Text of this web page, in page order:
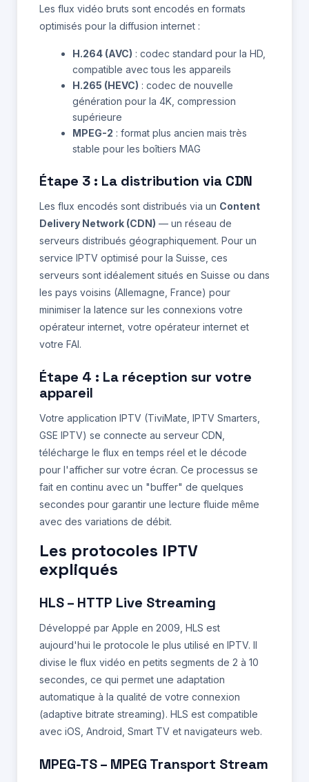
Les flux vidéo bruts sont encodés en formats
optimisés pour la diffusion internet :
H.264 (AVC) : codec standard pour la HD,
compatible avec tous les appareils
H.265 (HEVC) : codec de nouvelle
génération pour la 4K, compression
supérieure
MPEG-2 : format plus ancien mais très
stable pour les boîtiers MAG
Étape 3 : La distribution via CDN
Les flux encodés sont distribués via un Content
Delivery Network (CDN) — un réseau de
serveurs distribués géographiquement. Pour un
service IPTV optimisé pour la Suisse, ces
serveurs sont idéalement situés en Suisse ou dans
les pays voisins (Allemagne, France) pour
minimiser la latence sur les connexions votre
opérateur internet, votre opérateur internet et
votre FAI.
Étape 4 : La réception sur votre
appareil
Votre application IPTV (TiviMate, IPTV Smarters,
GSE IPTV) se connecte au serveur CDN,
télécharge le flux en temps réel et le décode
pour l'afficher sur votre écran. Ce processus se
fait en continu avec un "buffer" de quelques
secondes pour garantir une lecture fluide même
avec des variations de débit.
Les protocoles IPTV
expliqués
HLS – HTTP Live Streaming
Développé par Apple en 2009, HLS est
aujourd'hui le protocole le plus utilisé en IPTV. Il
divise le flux vidéo en petits segments de 2 à 10
secondes, ce qui permet une adaptation
automatique à la qualité de votre connexion
(adaptive bitrate streaming). HLS est compatible
avec iOS, Android, Smart TV et navigateurs web.
MPEG-TS – MPEG Transport Stream